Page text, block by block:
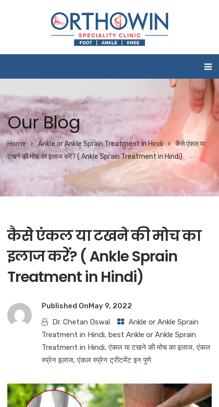
Our Blog
Home Ankle or Ankle Sprain Treatment in Hindi
कैसे एंकल या
टखने की मोच का इलाज करें? ( Ankle Sprain Treatment in Hindi)
कैसे एंकल या टखने की मोच का
इलाज करें? ( Ankle Sprain
Treatment in Hindi)
Published OnMay 9, 2022
Dr. Chetan Oswal
Ankle or Ankle Sprain
Treatment in Hindi, best Ankle or Ankle Sprain
Treatment in Hindi,एंकल या टखने की मोच का इलाज,एंकल
स्प्रेन इलाज,एंकल स्प्रेन ट्रीटमेंट इन पुणे